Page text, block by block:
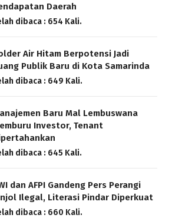
Daerah
dibaca : 654 Kali.
Air Hitam Berpotensi Jadi
Publik Baru di Kota Samarinda
dibaca : 649 Kali.
Baru Mal Lembuswana
Investor, Tenant
dibaca : 645 Kali.
dan AFPI Gandeng Pers Perangi
Ilegal, Literasi Pindar Diperkuat
dibaca : 660 Kali.